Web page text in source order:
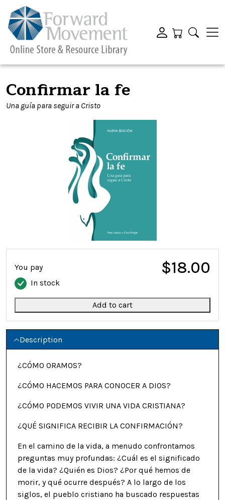
Confirmar la fe
Una guí­a para seguir a Cristo
You pay $18.00
In stock
Add to cart
Description
¿CÓMO ORAMOS?
¿CÓMO HACEMOS PARA CONOCER A DIOS?
¿CÓMO PODEMOS VIVIR UNA VIDA CRISTIANA?
¿QUÉ SIGNIFICA RECIBIR LA CONFIRMACIÓN?
En el camino de la vida, a menudo confrontamos
preguntas muy profundas: ¿Cuál es el significado
de la vida? ¿Quién es Dios? ¿Por qué hemos de
morir, y qué ocurre después? A lo largo de los
siglos, el pueblo cristiano ha buscado respuestas